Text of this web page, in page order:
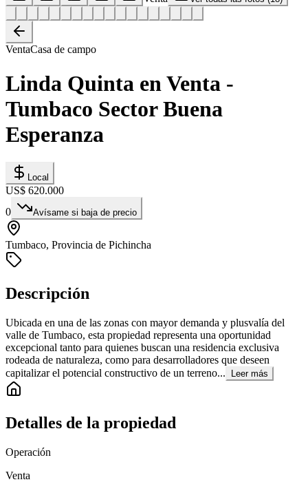
VentaCasa de campo
Linda Quinta en Venta -
Tumbaco Sector Buena
Esperanza
Local
US$ 620.000
0
Avísame si baja de precio
Tumbaco, Provincia de Pichincha
Descripción
Ubicada en una de las zonas con mayor demanda y plusvalía del
valle de Tumbaco, esta propiedad representa una oportunidad
excepcional tanto para quienes buscan una residencia exclusiva
rodeada de naturaleza, como para desarrolladores que deseen
capitalizar el potencial constructivo de un terreno...
Leer más
Detalles de la propiedad
Operación
Venta